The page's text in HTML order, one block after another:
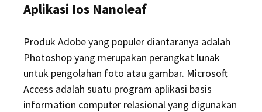
Aplikasi Ios Nanoleaf
Produk Adobe yang populer diantaranya adalah
Photoshop yang merupakan perangkat lunak
untuk pengolahan foto atau gambar. Microsoft
Access adalah suatu program aplikasi basis
information computer relasional yang digunakan